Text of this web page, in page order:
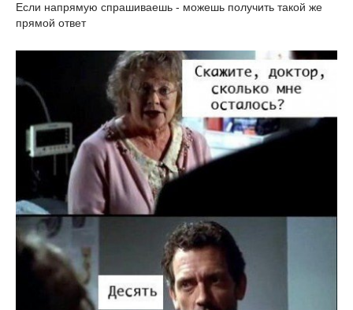
Если напрямую спрашиваешь - можешь получить такой же
прямой ответ